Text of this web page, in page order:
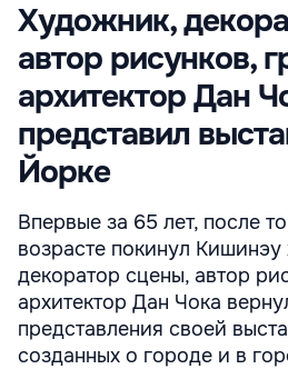
Художник,
автор рисунков,
архитектор Дан
представил
Йорке
Впервые за 65 лет, после
возрасте покинул
декоратор сцены, автор
архитектор Дан Чока
представления своей
созданных о городе и в